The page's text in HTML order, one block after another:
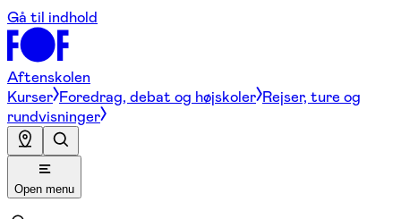
Gå til indhold
Aftenskolen
Kurser Foredrag, debat og højskoler Rejser, ture og
rundvisninger
Open menu